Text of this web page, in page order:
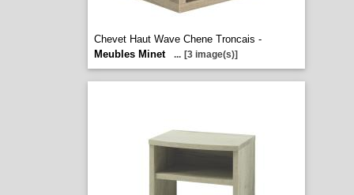
Chevet Haut Wave Chene Troncais -
Meubles Minet
... [3 image(s)]